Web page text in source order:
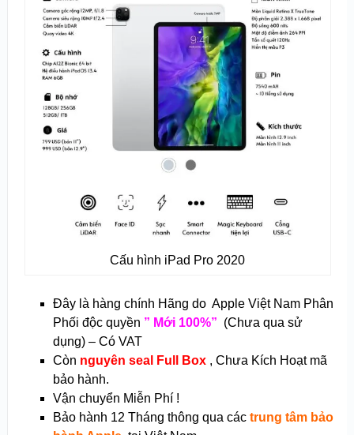
Cấu hình iPad Pro 2020
Đây là hàng chính Hãng do Apple Việt Nam Phân
Phối độc quyền ” Mới 100%” (Chưa qua sử
dụng) – Có VAT
Còn nguyên seal Full Box, Chưa Kích Hoạt mã
bảo hành.
Vận chuyển Miễn Phí !
Bảo hành 12 Tháng thông qua các trung tâm bảo